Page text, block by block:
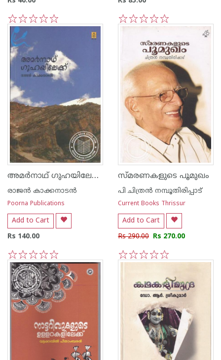
5
4
3
2
1 5
4
3
2
1
അമര്‍നാഥ് ഗുഹയിലേക്ക്
രാജന്‍ കാക്കനാടന്‍
Poorna Publications
Add to Cart
Rs 140.00
5
4
3
2
1
സ്മരണകളുടെ പൂമുഖം
പി ചിത്രന്‍ നമ്പൂതിരിപ്പാട്
Current Books Thrissur
Add to Cart
Rs 290.00 Rs 270.00
5
4
3
2
1